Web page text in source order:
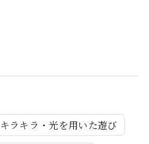
キラキラ・光を用いた遊び